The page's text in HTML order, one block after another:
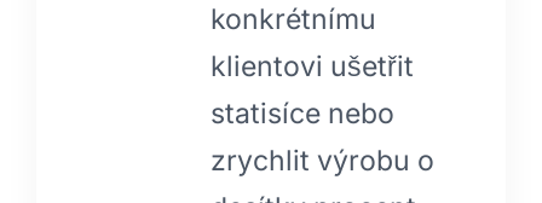
konkrétnímu
klientovi ušetřit
statisíce nebo
zrychlit výrobu o